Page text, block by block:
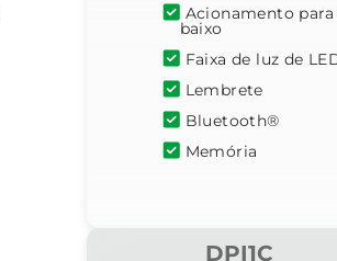
Acionamento para
baixo
Faixa de luz de
Lembrete
Bluetooth®
Memória
DPI1C